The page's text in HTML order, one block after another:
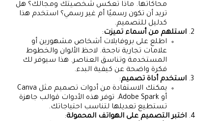
محاكاتها. ماذا تعكس شخصيتك ومجالك؟ هل
تريد أن تكون رسميًا أم غير رسمي؟ استخدم هذا
كدليل للتصميم.
استلهم من أسماء تميزت:
اطلع على بروفايلات أشخاص مشهورين أو
علامات تجارية ناجحة. لاحظ الألوان والخطوط
المستخدمة وتناسق العناصر. هذا سيوفر لك
فكرة واضحة عن كيفية البدء.
استخدم أداة تصميم:
يمكنك الاستفادة من أدوات تصميم مثل Canva
أو Adobe Spark. توفر هذه الأدوات قوالب جاهزة
تستطيع تعديلها لتناسب احتياجاتك.
اختبر التصميم على الهواتف المحمولة: